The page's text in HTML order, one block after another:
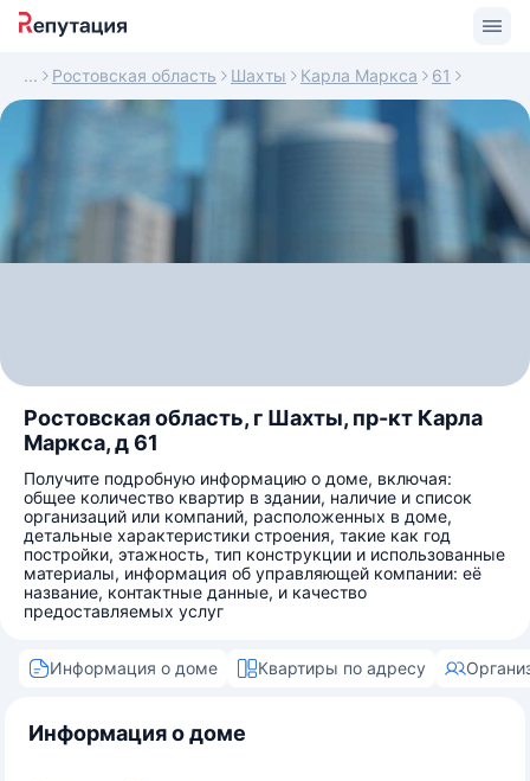
Ростовская область Шахты Карла Маркса 61
Ростовская область, г Шахты, пр-кт Карла
Маркса, д 61
Получите подробную информацию о доме, включая:
общее количество квартир в здании, наличие и список
организаций или компаний, расположенных в доме,
детальные характеристики строения, такие как год
постройки, этажность, тип конструкции и использованные
материалы, информация об управляющей компании: её
название, контактные данные, и качество
предоставляемых услуг
Информация о доме Квартиры по адресу
Информация о доме